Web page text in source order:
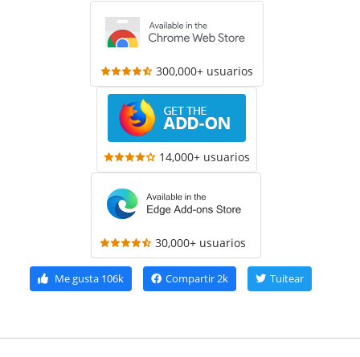
300,000+ usuarios
14,000+ usuarios
30,000+ usuarios
Me gusta106k Compartir2k Tuitear